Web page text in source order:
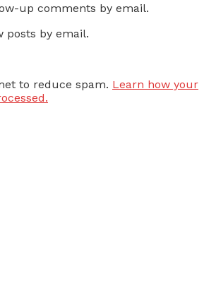
up comments by email.
posts by email.
to reduce spam. Learn how your